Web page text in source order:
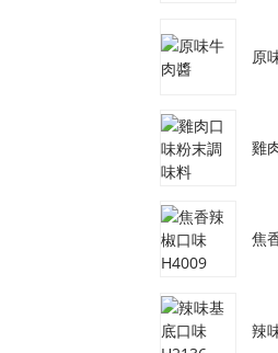
原
雞
焦
辣